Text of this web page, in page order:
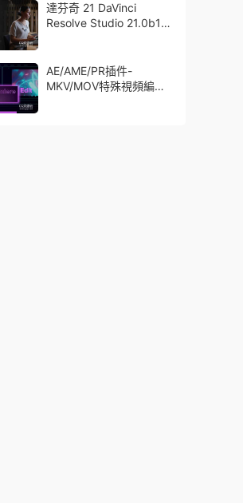
達芬奇 21 DaVinci
Resolve Studio 21.0b1
AE/AME/PR插件-
MKV/MOV特殊視頻編碼